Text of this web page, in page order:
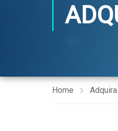
Home